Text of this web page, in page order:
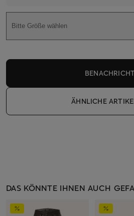
Bitte Größe wählen
ÄHNLICHE
DAS KÖNNTE IHNEN AUCH